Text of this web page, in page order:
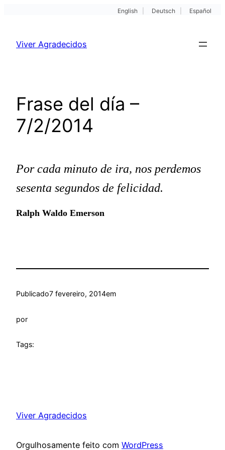
English Deutsch Español
Viver Agradecidos
Frase del día –
7/2/2014
Por cada minuto de ira, nos perdemos
sesenta segundos de felicidad.
Ralph Waldo Emerson
Publicado7 fevereiro, 2014em
por
Tags:
Viver Agradecidos
Orgulhosamente feito com WordPress